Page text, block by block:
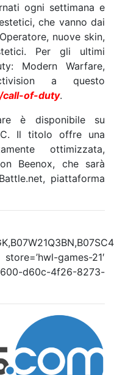
ogni settimana e
che vanno dai
nuove skin,
Per gli ultimi
Modern Warfare,
a questo
call-of-duty.
è disponibile su
Il titolo offre una
ottimizzata,
Beenox, che sarà
piattaforma
games-21′
d60c-4f26-8273-